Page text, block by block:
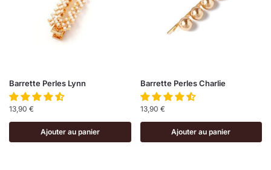
Barrette Perles Lynn
13,90 €
Ajouter au panier
Barrette Perles Charlie
13,90 €
Ajouter au panier